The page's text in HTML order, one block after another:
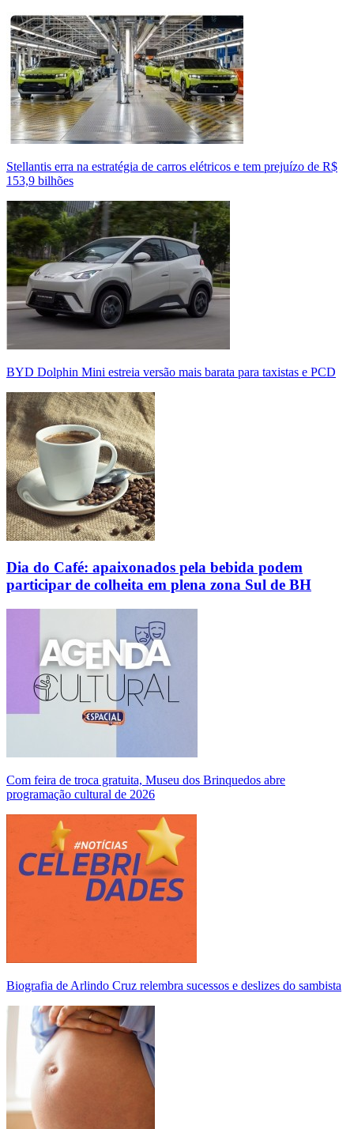
Stellantis erra na estratégia de carros elétricos e tem prejuízo de R$
153,9 bilhões
BYD Dolphin Mini estreia versão mais barata para taxistas e PCD
Dia do Café: apaixonados pela bebida podem
participar de colheita em plena zona Sul de BH
Com feira de troca gratuita, Museu dos Brinquedos abre
programação cultural de 2026
Biografia de Arlindo Cruz relembra sucessos e deslizes do sambista